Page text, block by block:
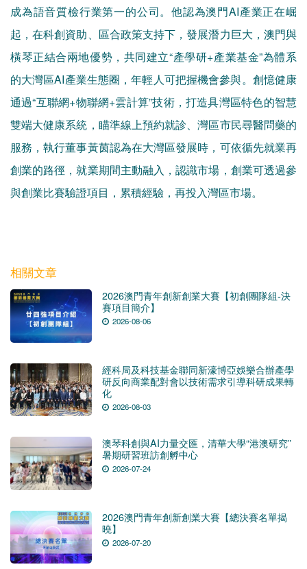
成為語音質檢行業第一的公司。他認為澳門AI產業正在崛
起，在科創資助、區合政策支持下，發展潛力巨大，澳門與
橫琴正結合兩地優勢，共同建立“產學研+產業基金”為體系
的大灣區AI產業生態圈，年輕人可把握機會參與。創憶健康
通過“互聯網+物聯網+雲計算”技術，打造具灣區特色的智慧
雙端大健康系統，瞄準線上預約就診、灣區市民尋醫問藥的
服務，執行董事黃茵認為在大灣區發展時，可依循先就業再
創業的路徑，就業期間主動融入，認識市場，創業可透過參
與創業比賽驗證項目，累積經驗，再投入灣區市場。
相關文章
2026澳門青年創新創業大賽【初創團隊組-決
賽項目簡介】
2026-08-06
經科局及科技基金聯同新濠博亞娛樂合辦產學
研反向商業配對會以技術需求引導科研成果轉
化
2026-08-03
澳琴科創與AI力量交匯，清華大學“港澳研究”
暑期研習班訪創孵中心
2026-07-24
2026澳門青年創新創業大賽【總決賽名單揭
曉】
2026-07-20